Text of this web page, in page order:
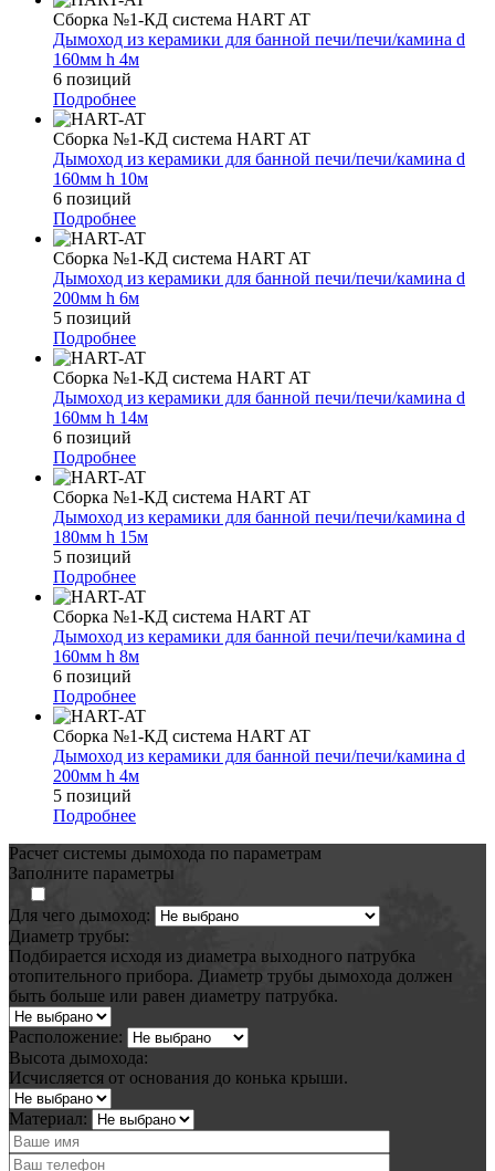
Сборка №1-КД система HART AT
Дымоход из керамики для банной печи/печи/камина d
160мм h 4м
6 позиций
Подробнее
Сборка №1-КД система HART AT
Дымоход из керамики для банной печи/печи/камина d
160мм h 10м
6 позиций
Подробнее
Сборка №1-КД система HART AT
Дымоход из керамики для банной печи/печи/камина d
200мм h 6м
5 позиций
Подробнее
Сборка №1-КД система HART AT
Дымоход из керамики для банной печи/печи/камина d
160мм h 14м
6 позиций
Подробнее
Сборка №1-КД система HART AT
Дымоход из керамики для банной печи/печи/камина d
180мм h 15м
5 позиций
Подробнее
Сборка №1-КД система HART AT
Дымоход из керамики для банной печи/печи/камина d
160мм h 8м
6 позиций
Подробнее
Сборка №1-КД система HART AT
Дымоход из керамики для банной печи/печи/камина d
200мм h 4м
5 позиций
Подробнее
Расчет системы дымохода по параметрам
Заполните параметры
Для чего дымоход:
Диаметр трубы:
Подбирается исходя из диаметра выходного патрубка
отопительного прибора. Диаметр трубы дымохода должен
быть больше или равен диаметру патрубка.
Расположение:
Высота дымохода:
Исчисляется от основания до конька крыши.
Материал: